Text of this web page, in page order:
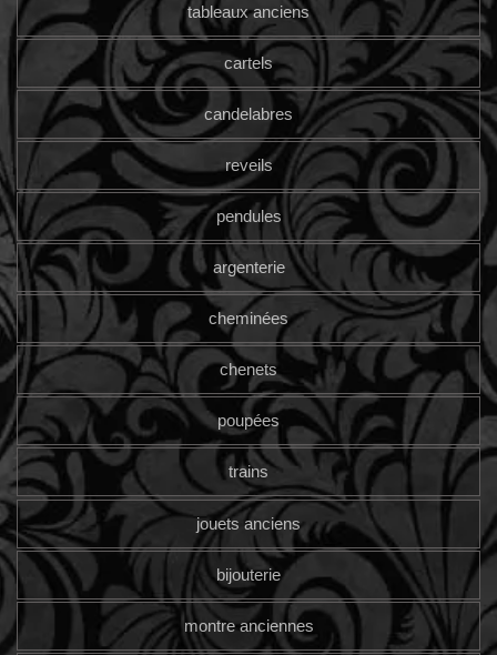
tableaux anciens
cartels
candelabres
reveils
pendules
argenterie
cheminées
chenets
poupées
trains
jouets anciens
bijouterie
montre anciennes